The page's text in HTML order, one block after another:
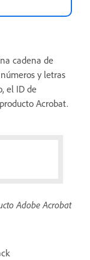
cadena de
y letras
el ID de
Acrobat.
Adobe Acrobat